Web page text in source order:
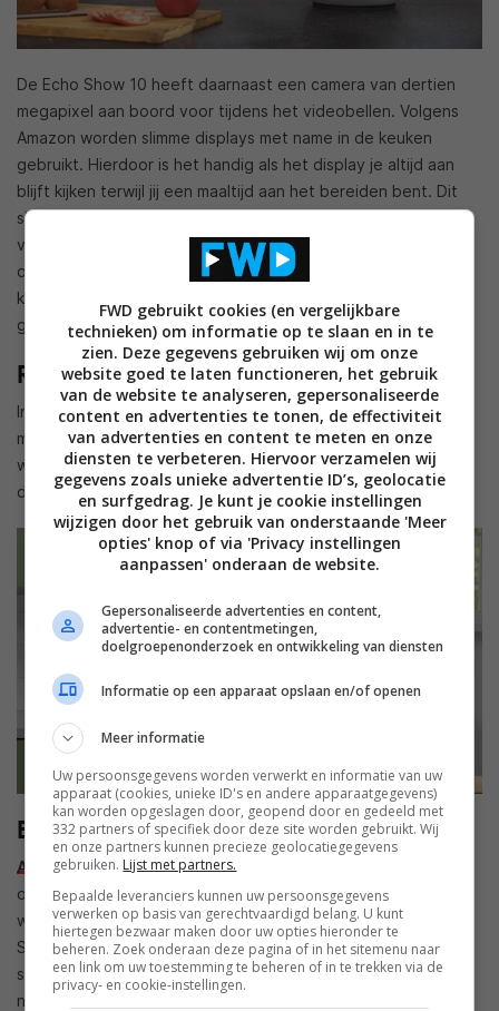
De Echo Show 10 heeft daarnaast een camera van dertien
megapixel aan boord voor tijdens het videobellen. Volgens
Amazon worden slimme displays met name in de keuken
gebruikt. Hierdoor is het handig als het display je altijd aan
blijft kijken terwijl jij een maaltijd aan het bereiden bent. Dit
slimme display met gemotoriseerde basis zorgt er dan ook
voor dat jij altijd zicht op het 10″-scherm hebt. Je hoeft
overigens niet bang te zijn dat het display je altijd aan blijft
kijken. Alleen als je een opdracht geeft zal de
gemotoriseerde basis jouw kant op bewegen.
Release voor de feestdagen
In Nederland spreekt Alexa nog altijd geen Nederlands, dus
moet je waarschijnlijk dit display van de Duitse of Engelse
websites van Amazon halen. De Echo Show 10 gaat 249,99
dollar kosten en moet voor de feestdagen verschijnen.
Binnenkort Netflix streamen
Amazonheeft daarnaast bekendgemaakt dat je binnenkort
ook Netflix kunt streamen op de slimme displays van de
webwinkelgigant. Eerder konden gebruikers van de Echo
Show al diensten als Hulu en Prime Video bekijken. Je kunt
straks dus ook Netflix streamen, alhoewel dit alleen op de
nieuwe Echo Show 10 lijkt te kunnen gebeuren.
FWD gebruikt cookies (en vergelijkbare
technieken) om informatie op te slaan en in te
zien. Deze gegevens gebruiken wij om onze
website goed te laten functioneren, het gebruik
van de website te analyseren, gepersonaliseerde
content en advertenties te tonen, de effectiviteit
van advertenties en content te meten en onze
diensten te verbeteren. Hiervoor verzamelen wij
gegevens zoals unieke advertentie ID’s, geolocatie
en surfgedrag. Je kunt je cookie instellingen
wijzigen door het gebruik van onderstaande 'Meer
opties' knop of via 'Privacy instellingen
aanpassen' onderaan de website.
Gepersonaliseerde advertenties en content,
advertentie- en contentmetingen,
doelgroepenonderzoek en ontwikkeling van diensten
Informatie op een apparaat opslaan en/of openen
Meer informatie
Uw persoonsgegevens worden verwerkt en informatie van uw
apparaat (cookies, unieke ID's en andere apparaatgegevens)
kan worden opgeslagen door, geopend door en gedeeld met
332 partners of specifiek door deze site worden gebruikt. Wij
en onze partners kunnen precieze geolocatiegegevens
gebruiken. Lijst met partners.
Bepaalde leveranciers kunnen uw persoonsgegevens
verwerken op basis van gerechtvaardigd belang. U kunt
hiertegen bezwaar maken door uw opties hieronder te
beheren. Zoek onderaan deze pagina of in het sitemenu naar
een link om uw toestemming te beheren of in te trekken via de
privacy- en cookie-instellingen.